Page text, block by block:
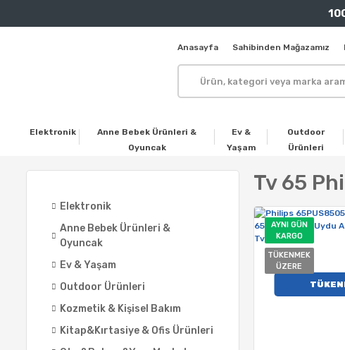
Anasayfa Sahibinden Mağazamız
Elektronik
Anne Bebek Ürünleri &
Oyuncak
Ev &
Yaşam
Outdoor
Ürünleri
Elektronik
Anne Bebek Ürünleri &
Oyuncak
Ev & Yaşam
Outdoor Ürünleri
Kozmetik & Kişisel Bakım
Kitap&Kırtasiye & Ofis Ürünleri
Tv 65
AYNI GÜN
KARGO
TÜKENMEK
ÜZERE